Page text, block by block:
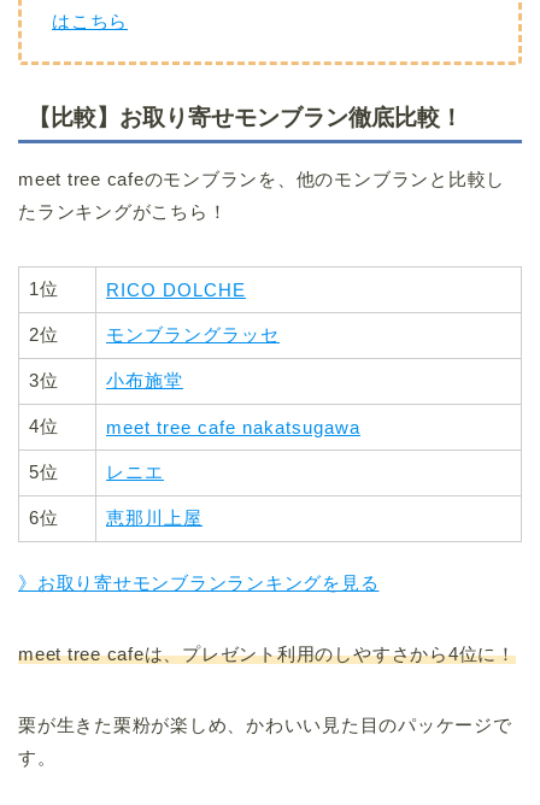
はこちら
【比較】お取り寄せモンブラン徹底比較！
meet tree cafeのモンブランを、他のモンブランと比較し
たランキングがこちら！
1位 RICO DOLCHE
2位 モンブラングラッセ
3位 小布施堂
4位 meet tree cafe nakatsugawa
5位 レニエ
6位 恵那川上屋
》お取り寄せモンブランランキングを見る
meet tree cafeは、プレゼント利用のしやすさから4位に！
栗が生きた栗粉が楽しめ、かわいい見た目のパッケージで
す。